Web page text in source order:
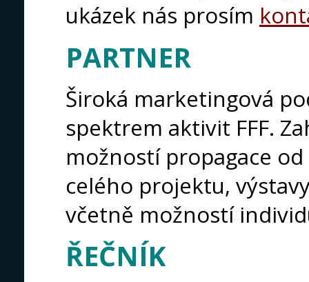
ukázek nás prosím
PARTNER
Široká marketingová
spektrem aktivit FFF.
možností propagace
celého projektu,
včetně možností
ŘEČNÍK